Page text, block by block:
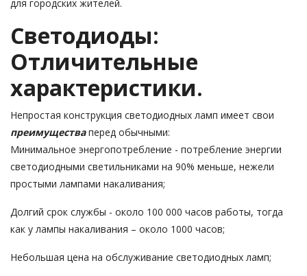
для городских жителей.
Светодиоды:
Отличительные
характеристики.
Непростая конструкция светодиодных ламп имеет свои
преимуществаперед обычными:
Минимальное энергопотребление - потребление энергии
светодиодными светильниками на 90% меньше, нежели
простыми лампами накаливания;
Долгий срок службы - около 100 000 часов работы, тогда
как у лампы накаливания – около 1000 часов;
Небольшая цена на обслуживание светодиодных ламп;